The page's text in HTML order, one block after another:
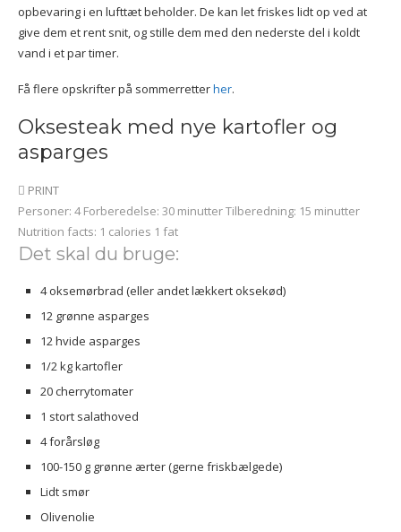
opbevaring i en lufttæt beholder. De kan let friskes lidt op ved at
give dem et rent snit, og stille dem med den nederste del i koldt
vand i et par timer.
Få flere opskrifter på sommerretterher.
Oksesteak med nye kartofler og
asparges
PRINT
Personer: 4 Forberedelse: 30 minutterTilberedning: 15 minutter
Nutrition facts: 1 calories 1 fat
Det skal du bruge:
4 oksemørbrad (eller andet lækkert oksekød)
12 grønne asparges
12 hvide asparges
1/2 kg kartofler
20 cherrytomater
1 stort salathoved
4 forårsløg
100-150 g grønne ærter (gerne friskbælgede)
Lidt smør
Olivenolie